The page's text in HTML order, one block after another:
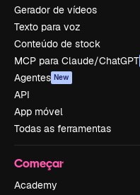
Gerador de vídeos
Texto para voz
Conteúdo de stock
MCP para Claude/ChatGPT
Agentes New
API
App móvel
Todas as ferramentas
Começar
Academy